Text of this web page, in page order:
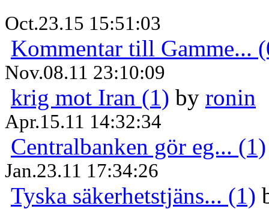
Oct.23.15 15:51:03
Kommentar till Gamme...
Nov.08.11 23:10:09
krig mot Iran (1) by ronin
Apr.15.11 14:32:34
Centralbanken gör eg... (1)
Jan.23.11 17:34:26
Tyska säkerhetstjäns... (1)